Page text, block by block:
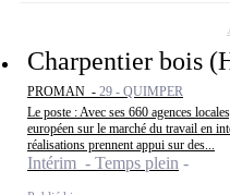
Charpentier bois
PROMAN - 29 - QUIMPER
Le poste : Avec ses 660 agences
européen sur le marché du travail en
réalisations prennent appui sur des...
Intérim - Temps plein